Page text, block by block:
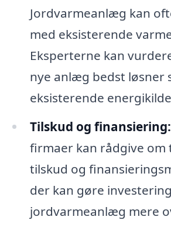
Jordvarmeanlæg kan
med eksisterende
Eksperterne kan
nye anlæg bedst løsner
eksisterende
Tilskud og finansiering:
firmaer kan rådgive
tilskud og
der kan gøre
jordvarmeanlæg mere